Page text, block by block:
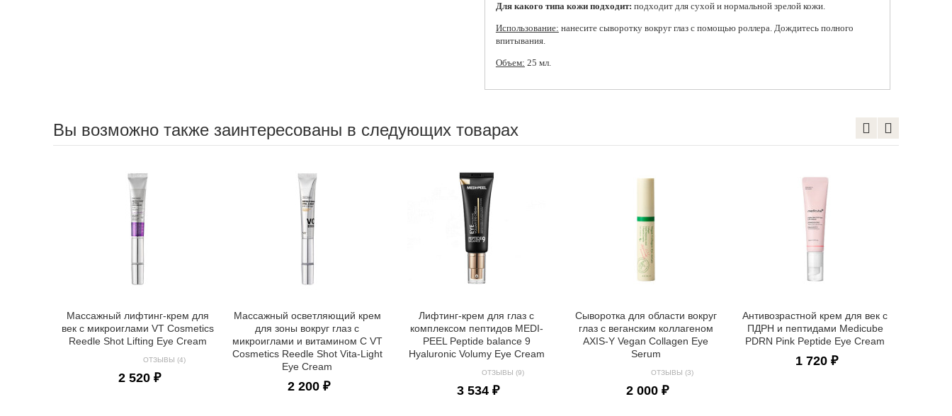
Для какого типа кожи подходит: подходит для сухой и нормальной зрелой кожи.
Использование: нанесите сыворотку вокруг глаз с помощью роллера. Дождитесь полного
впитывания.
Объем: 25 мл.
Вы возможно также заинтересованы в следующих товарах
Массажный лифтинг-крем для
век с микроиглами VT Cosmetics
Reedle Shot Lifting Eye Cream
ОТЗЫВЫ (4)
2 520 ₽
Массажный осветляющий крем
для зоны вокруг глаз с
микроиглами и витамином C VT
Cosmetics Reedle Shot Vita-Light
Eye Cream
2 200 ₽
Лифтинг-крем для глаз с
комплексом пептидов MEDI-
PEEL Peptide balance 9
Hyaluronic Volumy Eye Cream
ОТЗЫВЫ (9)
3 534 ₽
Сыворотка для области вокруг
глаз с веганским коллагеном
AXIS-Y Vegan Collagen Eye
Serum
ОТЗЫВЫ (3)
2 000 ₽
Антивозрастной крем для век с
ПДРН и пептидами Medicube
PDRN Pink Peptide Eye Cream
1 720 ₽